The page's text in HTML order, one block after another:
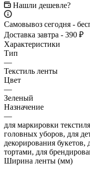
Нашли дешевле?
Самовывоз сегодня -
Доставка завтра - 390 ₽
Характеристики
Тип
—
Текстиль ленты
Цвет
—
Зеленый
Назначение
—
для маркировки
головных уборов, для
декорирования букетов,
тортами, для
Ширина ленты (мм)